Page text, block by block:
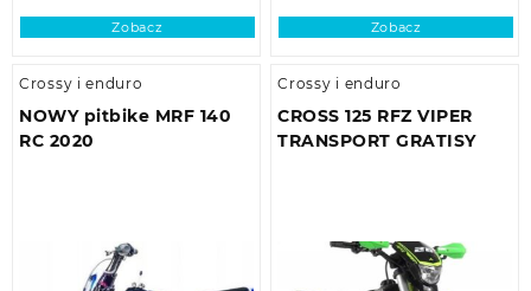
Zobacz Zobacz
Crossy i enduro
NOWY pitbike MRF 140
RC 2020
Crossy i enduro
CROSS 125 RFZ VIPER
TRANSPORT GRATISY